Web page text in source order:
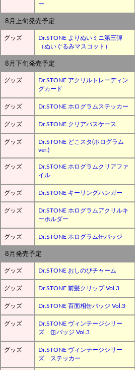
ー
8月上旬発売予定
グッズ
Dr.STONE よりぬいミニ第三弾
（ぬいぐるみマスコット）
8月下旬発売予定
グッズ
Dr.STONE アクリルトレーディン
グカード
グッズ Dr.STONE ホログラムステッカー
グッズ Dr.STONE クリアパスケース
グッズ
Dr.STONE どこスタ(ホログラム
ver.)
グッズ
Dr.STONE ホログラムクリアファ
イル
グッズ Dr.STONE キーリングハンガー
グッズ
Dr.STONE ホログラムアクリルキ
ーホルダー
グッズ Dr.STONE ホログラム缶バッジ
8月発売予定
グッズ Dr.STONE おしのびチャーム
グッズ Dr.STONE 前髪クリップ Vol.3
グッズ Dr.STONE 百面相缶バッジ Vol.3
グッズ
Dr.STONE ヴィンテージシリー
ズ 缶バッジ Vol.3
グッズ
Dr.STONE ヴィンテージシリー
ズ ステッカー